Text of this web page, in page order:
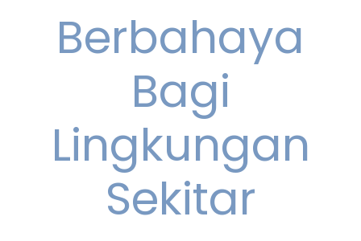
Berbahaya
Bagi
Lingkungan
Sekitar